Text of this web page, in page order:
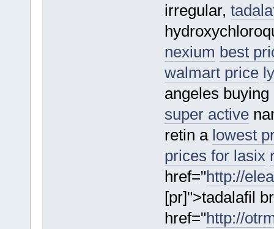
irregular,
nexium best
walmart price
angeles
super active
retin a lowest
prices for lasix
href="http://
[pr]">tadalafil
href="http://